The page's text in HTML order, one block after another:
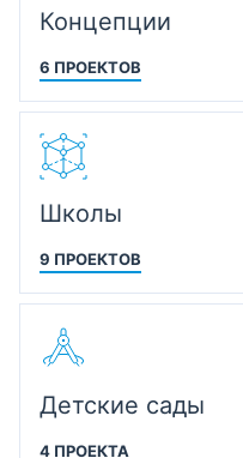
Концепции
6 ПРОЕКТОВ
Школы
9 ПРОЕКТОВ
Детские сады
4 ПРОЕКТА